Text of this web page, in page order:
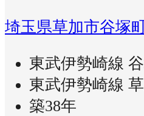
埼玉県草加市谷塚
東武伊勢崎線
東武伊勢崎線
築38年